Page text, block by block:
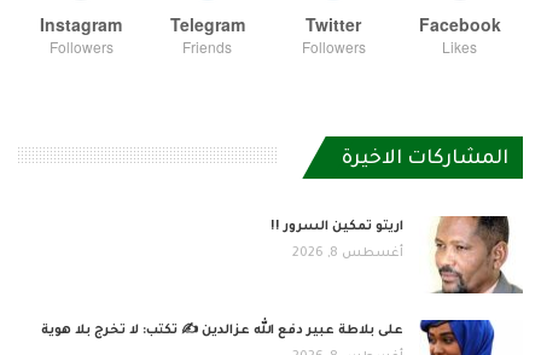
Facebook
Likes
Twitter
Followers
Telegram
Friends
Instagram
Followers
المشاركات الاخيرة
اريتو تمكين السرور !!
أغسطس 8, 2026
على بلاطة عبير دفع الله عزالدين ✍️ تكتب: لا تخرج بلا هوية